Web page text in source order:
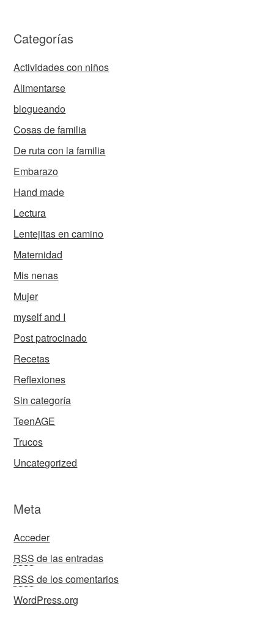
Categorías
Actividades con niños
Alimentarse
blogueando
Cosas de familia
De ruta con la familia
Embarazo
Hand made
Lectura
Lentejitas en camino
Maternidad
Mis nenas
Mujer
myself and I
Post patrocinado
Recetas
Reflexiones
Sin categoría
TeenAGE
Trucos
Uncategorized
Meta
Acceder
RSS de las entradas
RSS de los comentarios
WordPress.org